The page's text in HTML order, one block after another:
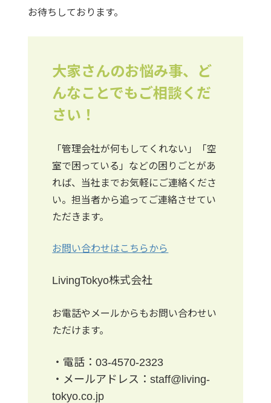
お待ちしております。
大家さんのお悩み事、ど
んなことでもご相談くだ
さい！
「管理会社が何もしてくれない」「空
室で困っている」などの困りごとがあ
れば、当社までお気軽にご連絡くださ
い。担当者から追ってご連絡させてい
ただきます。
お問い合わせはこちらから
LivingTokyo株式会社
お電話やメールからもお問い合わせい
ただけます。
・電話：03-4570-2323
・メールアドレス：staff@living-
tokyo.co.jp